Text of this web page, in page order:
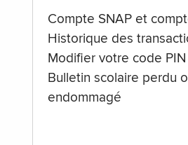
Compte SNAP et
Historique des
Modifier votre code PIN
Bulletin scolaire perdu
endommagé